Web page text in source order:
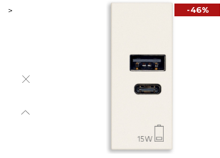
>
-46%